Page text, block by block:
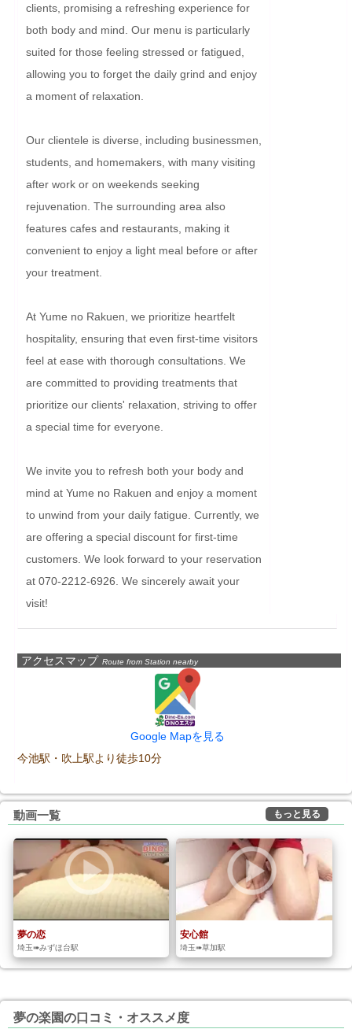
clients, promising a refreshing experience for
both body and mind. Our menu is particularly
suited for those feeling stressed or fatigued,
allowing you to forget the daily grind and enjoy
a moment of relaxation.
Our clientele is diverse, including businessmen,
students, and homemakers, with many visiting
after work or on weekends seeking
rejuvenation. The surrounding area also
features cafes and restaurants, making it
convenient to enjoy a light meal before or after
your treatment.
At Yume no Rakuen, we prioritize heartfelt
hospitality, ensuring that even first-time visitors
feel at ease with thorough consultations. We
are committed to providing treatments that
prioritize our clients' relaxation, striving to offer
a special time for everyone.
We invite you to refresh both your body and
mind at Yume no Rakuen and enjoy a moment
to unwind from your daily fatigue. Currently, we
are offering a special discount for first-time
customers. We look forward to your reservation
at 070-2212-6926. We sincerely await your
visit!
アクセスマップ Route from Station nearby
Google Mapを見る
今池駅・吹上駅より徒歩10分
動画一覧 もっと見る
夢の恋
埼玉➠みずほ台駅
安心館
埼玉➠草加駅
夢の楽園の口コミ・オススメ度